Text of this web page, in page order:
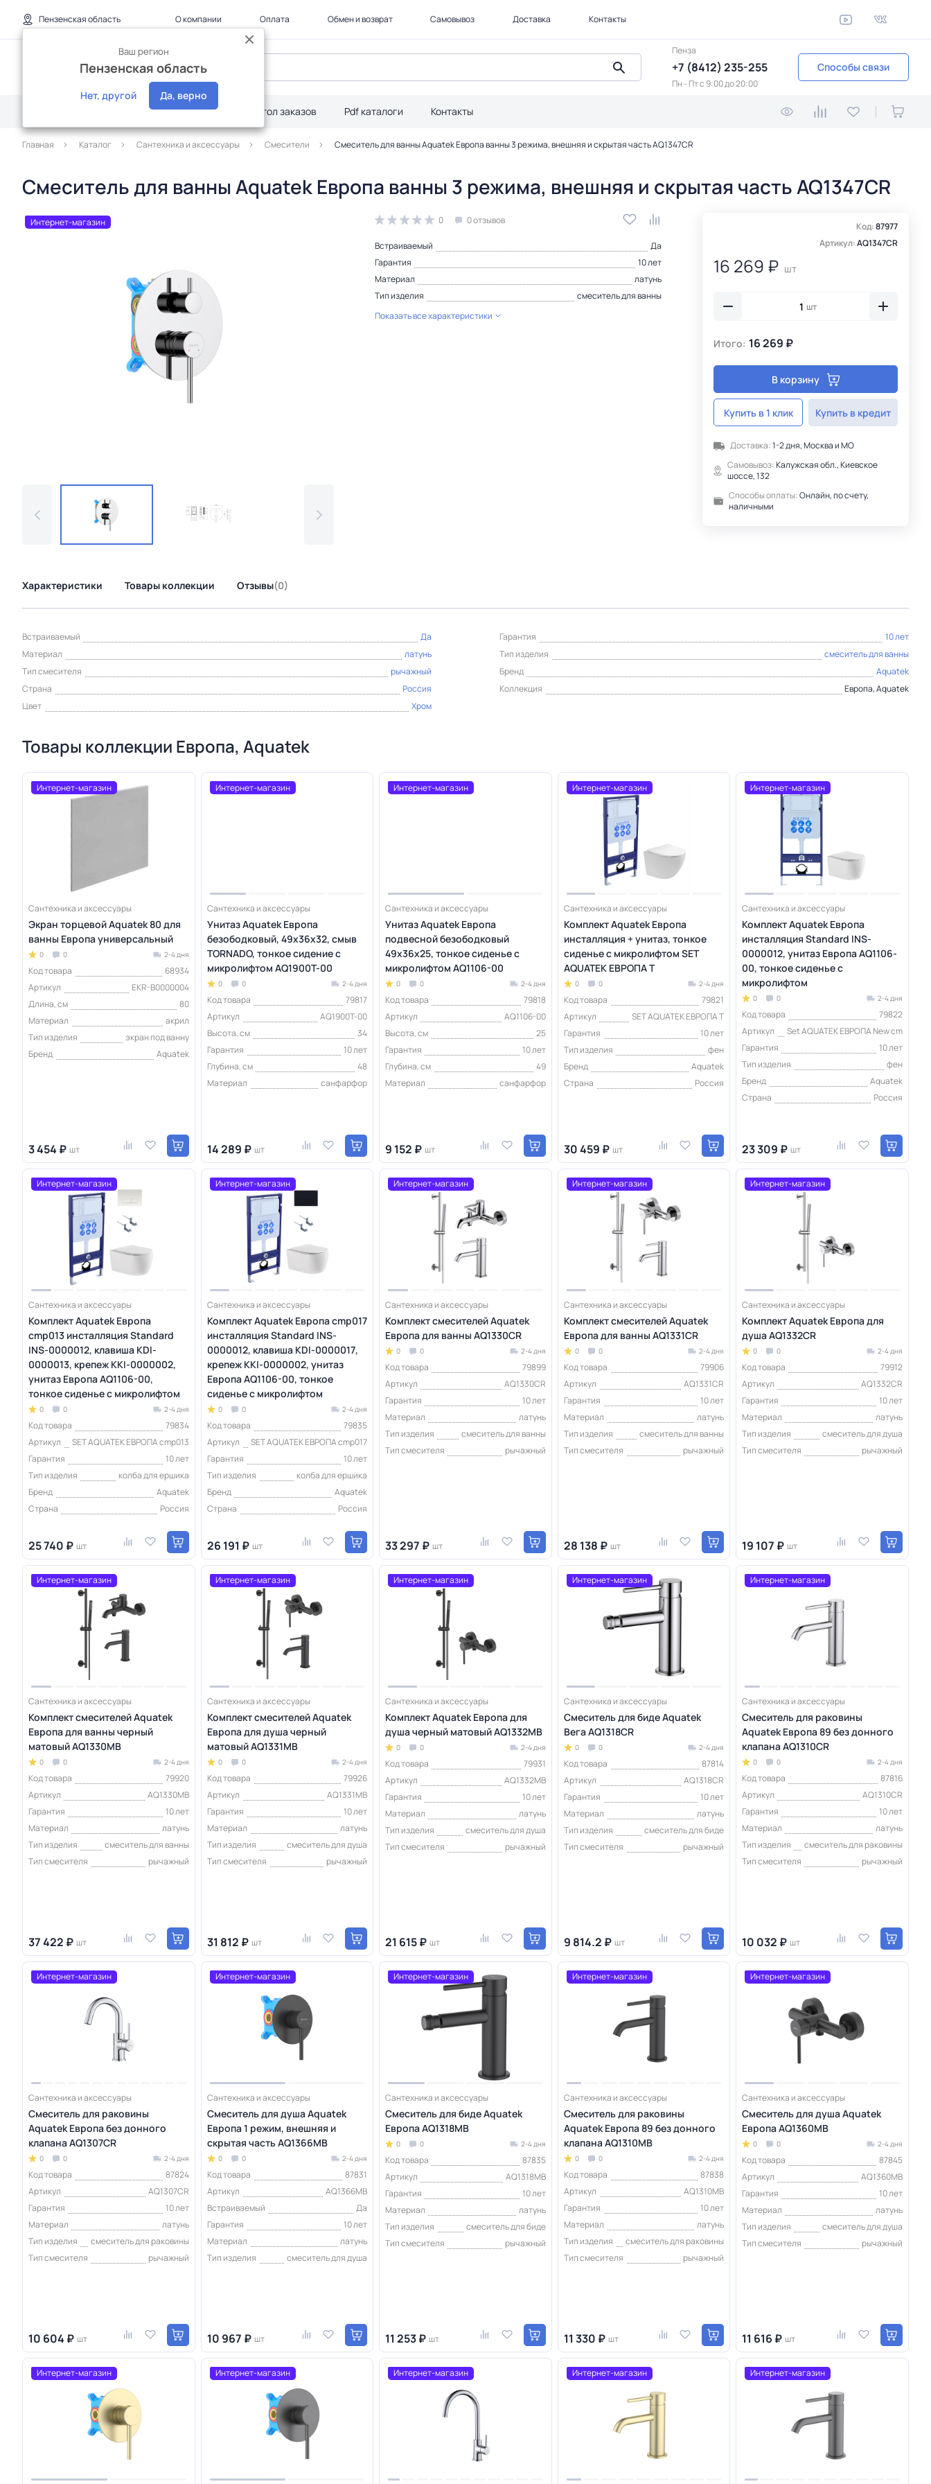
Пензенская область
Ваш регион
Пензенская область
Нет, другой Да, верно
О компании Оплата Обмен и возврат Самовывоз Доставка Контакты
Пенза
+7 (8412) 235-255
Пн - Пт c 9:00 до 20:00
Способы связи
Дилерам Акции Стол заказов Pdf каталоги Контакты
Главная Каталог Сантехника и аксессуары Смесители Смеситель для ванны Aquatek Европа ванны 3 режима, внешняя и скрытая часть AQ1347CR
Смеситель для ванны Aquatek Европа ванны 3 режима, внешняя и скрытая часть AQ1347CR
Интернет-магазин 0 0 отзывов
Встраиваемый
Да
Гарантия
10 лет
Материал
латунь
Тип изделия
смеситель для ванны
Показать все характеристики
Код:87977
Артикул:AQ1347CR
16 269 ₽ шт
шт
Итого: 16 269 ₽
В корзину
Купить в 1 клик Купить в кредит
Доставка:1-2 дня, Москва и МО
Самовывоз:Калужская обл., Киевское
шоссе, 132
Способы оплаты:Онлайн, по счету,
наличными
Характеристики Товары коллекции Отзывы(0)
Встраиваемый Да Гарантия
10 лет
Материал
латунь Тип изделия
смеситель для ванны
Тип смесителя
рычажный Бренд
Aquatek
Страна
Россия Коллекция
Европа, Aquatek
Цвет
Хром
Товары коллекции Европа, Aquatek
Интернет-магазин
Сантехника и аксессуары
Экран торцевой Aquatek 80 для
ванны Европа универсальный
0 0 2-4 дня
Код товара
68934
Артикул
EKR-B0000004
Длина, см
80
Материал
акрил
Тип изделия
экран под ванну
Бренд
Aquatek
3 454 ₽ шт
Интернет-магазин
Сантехника и аксессуары
Унитаз Aquatek Европа
безободковый, 49х36х32, смыв
TORNADO, тонкое сидение с
микролифтом AQ1900T-00
0 0 2-4 дня
Код товара
79817
Артикул
AQ1900T-00
Высота, см
34
Гарантия
10 лет
Глубина, см
48
Материал
санфарфор
14 289 ₽ шт
Интернет-магазин
Сантехника и аксессуары
Унитаз Aquatek Европа
подвесной безободковый
49х36х25, тонкое сиденье с
микролифтом AQ1106-00
0 0 2-4 дня
Код товара
79818
Артикул
AQ1106-00
Высота, см
25
Гарантия
10 лет
Глубина, см
49
Материал
санфарфор
9 152 ₽ шт
Интернет-магазин
Сантехника и аксессуары
Комплект Aquatek Европа
инсталляция + унитаз, тонкое
сиденье с микролифтом SET
AQUATEK ЕВРОПА T
0 0 2-4 дня
Код товара
79821
Артикул
SET AQUATEK ЕВРОПА T
Гарантия
10 лет
Тип изделия
фен
Бренд
Aquatek
Страна
Россия
30 459 ₽ шт
Интернет-магазин
Сантехника и аксессуары
Комплект Aquatek Европа
инсталляция Standard INS-
0000012, унитаз Европа AQ1106-
00, тонкое сиденье с
микролифтом
0 0 2-4 дня
Код товара
79822
Артикул
Set AQUATEK ЕВРОПА New cm
Гарантия
10 лет
Тип изделия
фен
Бренд
Aquatek
Страна
Россия
23 309 ₽ шт
Интернет-магазин
Сантехника и аксессуары
Комплект Aquatek Европа
cmp013 инсталляция Standard
INS-0000012, клавиша KDI-
0000013, крепеж KKI-0000002,
унитаз Европа AQ1106-00,
тонкое сиденье с микролифтом
0 0 2-4 дня
Код товара
79834
Артикул
SET AQUATEK ЕВРОПА cmp013
Гарантия
10 лет
Тип изделия
колба для ершика
Бренд
Aquatek
Страна
Россия
25 740 ₽ шт
Интернет-магазин
Сантехника и аксессуары
Комплект Aquatek Европа cmp017
инсталляция Standard INS-
0000012, клавиша KDI-0000017,
крепеж KKI-0000002, унитаз
Европа AQ1106-00, тонкое
сиденье с микролифтом
0 0 2-4 дня
Код товара
79835
Артикул
SET AQUATEK ЕВРОПА cmp017
Гарантия
10 лет
Тип изделия
колба для ершика
Бренд
Aquatek
Страна
Россия
26 191 ₽ шт
Интернет-магазин
Сантехника и аксессуары
Комплект смесителей Aquatek
Европа для ванны AQ1330CR
0 0 2-4 дня
Код товара
79899
Артикул
AQ1330CR
Гарантия
10 лет
Материал
латунь
Тип изделия
смеситель для ванны
Тип смесителя
рычажный
33 297 ₽ шт
Интернет-магазин
Сантехника и аксессуары
Комплект смесителей Aquatek
Европа для ванны AQ1331CR
0 0 2-4 дня
Код товара
79906
Артикул
AQ1331CR
Гарантия
10 лет
Материал
латунь
Тип изделия
смеситель для ванны
Тип смесителя
рычажный
28 138 ₽ шт
Интернет-магазин
Сантехника и аксессуары
Комплект Aquatek Европа для
душа AQ1332CR
0 0 2-4 дня
Код товара
79912
Артикул
AQ1332CR
Гарантия
10 лет
Материал
латунь
Тип изделия
смеситель для душа
Тип смесителя
рычажный
19 107 ₽ шт
Интернет-магазин
Сантехника и аксессуары
Комплект смесителей Aquatek
Европа для ванны черный
матовый AQ1330MB
0 0 2-4 дня
Код товара
79920
Артикул
AQ1330MB
Гарантия
10 лет
Материал
латунь
Тип изделия
смеситель для ванны
Тип смесителя
рычажный
37 422 ₽ шт
Интернет-магазин
Сантехника и аксессуары
Комплект смесителей Aquatek
Европа для душа черный
матовый AQ1331MB
0 0 2-4 дня
Код товара
79926
Артикул
AQ1331MB
Гарантия
10 лет
Материал
латунь
Тип изделия
смеситель для душа
Тип смесителя
рычажный
31 812 ₽ шт
Интернет-магазин
Сантехника и аксессуары
Комплект Aquatek Европа для
душа черный матовый AQ1332MB
0 0 2-4 дня
Код товара
79931
Артикул
AQ1332MB
Гарантия
10 лет
Материал
латунь
Тип изделия
смеситель для душа
Тип смесителя
рычажный
21 615 ₽ шт
Интернет-магазин
Сантехника и аксессуары
Смеситель для биде Aquatek
Вега AQ1318CR
0 0 2-4 дня
Код товара
87814
Артикул
AQ1318CR
Гарантия
10 лет
Материал
латунь
Тип изделия
смеситель для биде
Тип смесителя
рычажный
9 814.2 ₽ шт
Интернет-магазин
Сантехника и аксессуары
Смеситель для раковины
Aquatek Европа 89 без донного
клапана AQ1310CR
0 0 2-4 дня
Код товара
87816
Артикул
AQ1310CR
Гарантия
10 лет
Материал
латунь
Тип изделия
смеситель для раковины
Тип смесителя
рычажный
10 032 ₽ шт
Интернет-магазин
Сантехника и аксессуары
Смеситель для раковины
Aquatek Европа без донного
клапана AQ1307CR
0 0 2-4 дня
Код товара
87824
Артикул
AQ1307CR
Гарантия
10 лет
Материал
латунь
Тип изделия
смеситель для раковины
Тип смесителя
рычажный
10 604 ₽ шт
Интернет-магазин
Сантехника и аксессуары
Смеситель для душа Aquatek
Европа 1 режим, внешняя и
скрытая часть AQ1366MB
0 0 2-4 дня
Код товара
87831
Артикул
AQ1366MB
Встраиваемый
Да
Гарантия
10 лет
Материал
латунь
Тип изделия
смеситель для душа
10 967 ₽ шт
Интернет-магазин
Сантехника и аксессуары
Смеситель для биде Aquatek
Европа AQ1318MB
0 0 2-4 дня
Код товара
87835
Артикул
AQ1318MB
Гарантия
10 лет
Материал
латунь
Тип изделия
смеситель для биде
Тип смесителя
рычажный
11 253 ₽ шт
Интернет-магазин
Сантехника и аксессуары
Смеситель для раковины
Aquatek Европа 89 без донного
клапана AQ1310MB
0 0 2-4 дня
Код товара
87838
Артикул
AQ1310MB
Гарантия
10 лет
Материал
латунь
Тип изделия
смеситель для раковины
Тип смесителя
рычажный
11 330 ₽ шт
Интернет-магазин
Сантехника и аксессуары
Смеситель для душа Aquatek
Европа AQ1360MB
0 0 2-4 дня
Код товара
87845
Артикул
AQ1360MB
Гарантия
10 лет
Материал
латунь
Тип изделия
смеситель для душа
Тип смесителя
рычажный
11 616 ₽ шт
Интернет-магазин Интернет-магазин Интернет-магазин Интернет-магазин Интернет-магазин